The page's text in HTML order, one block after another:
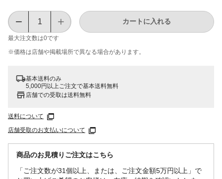
最大注文数は0です
カートに入れる
※価格は​店舗や​掲載場所で​異なる​場合が​あります。
基本送料のみ
5,000円以上ご注文で基本送料無料
店舗での受取は送料無料
送料について
店舗受取のお支払いについて
商品のお見積りご注文はこちら
「ご注文数が31個以上、または、ご注文金額5万円以上」で